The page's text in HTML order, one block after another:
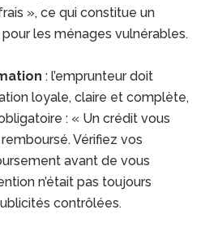
», ce qui constitue un
les ménages vulnérables.
: l’emprunteur doit
loyale, claire et complète,
: « Un crédit vous
Vérifiez vos
avant de vous
n’était pas toujours
contrôlées.